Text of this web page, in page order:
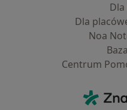
Dla
Noa
Centrum